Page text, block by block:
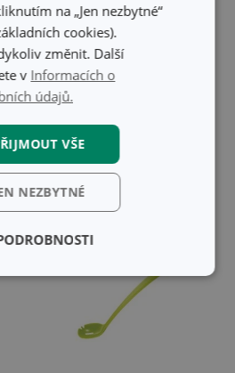
sklenice DELLA CASA
94 Kč
Skladem v e-shopu
Do košíku
na „Jen nezbytné“
cookies).
změnit. Další
v Informacích o
údajů.
VŠE
NEZBYTNÉ
Analytické a
preferenční
cookies